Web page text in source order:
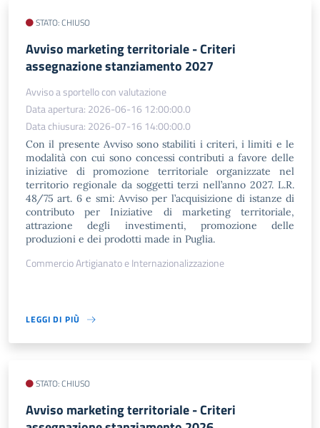
STATO: CHIUSO
Avviso marketing territoriale - Criteri
assegnazione stanziamento 2027
Avviso a sportello con valutazione
Data apertura: 2026-06-16 12:00:00.0
Data chiusura: 2026-07-16 14:00:00.0
Con il presente Avviso sono stabiliti i criteri, i limiti e le
modalità con cui sono concessi contributi a favore delle
iniziative di promozione territoriale organizzate nel
territorio regionale da soggetti terzi nell’anno 2027. L.R.
48/75 art. 6 e smi: Avviso per l’acquisizione di istanze di
contributo per Iniziative di marketing territoriale,
attrazione degli investimenti, promozione delle
produzioni e dei prodotti made in Puglia.
Commercio Artigianato e Internazionalizzazione
LEGGI DI PIÙ
STATO: CHIUSO
Avviso marketing territoriale - Criteri